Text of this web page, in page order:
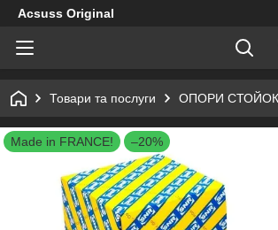
Acsuss Original
Товари та послуги ОПОРИ
Made in FRANCE! –20%